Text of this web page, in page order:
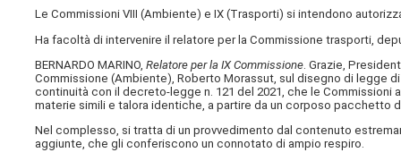
Le Commissioni VIII (Ambiente) e IX (Trasporti) si intendono
Ha facoltà di intervenire il relatore per la Commissione trasporti,
BERNARDO MARINO,Relatore per la IX Commissione . Grazie,
Commissione (Ambiente), Roberto Morassut, sul disegno di legge
continuità con il decreto-legge n. 121 del 2021, che le
materie simili e talora identiche, a partire da un corposo pacchetto
Nel complesso, si tratta di un provvedimento dal contenuto
aggiunte, che gli conferiscono un connotato di ampio respiro.